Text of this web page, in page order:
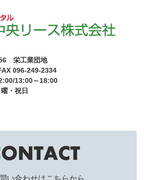
栄工業団地
096-249-2334
13:00～18:00
・祝日